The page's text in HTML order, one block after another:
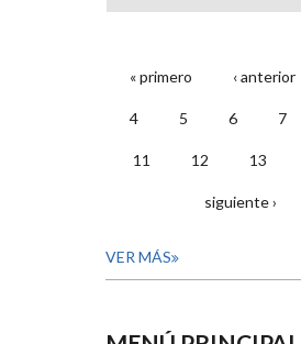
PÁGINAS
« primero ‹ anterior
4 5 6 7
11 12 13
siguiente ›
VER MÁS